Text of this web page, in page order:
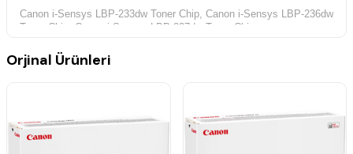
Canon i-Sensys LBP-233dw Toner Chip, Canon i-Sensys LBP-236dw
Toner Chip,
Canon i-Sensys LBP-237dw Toner Chip,
Canon i-Sensys MF-443dw Toner Chip,
Canon i-Sensys MF-449x Toner Chip, Canon i-Sensys MF-453dw
Toner Chip,
Canon i-Sensys MF-455dw Toner Chip,
Orjinal Ürünleri